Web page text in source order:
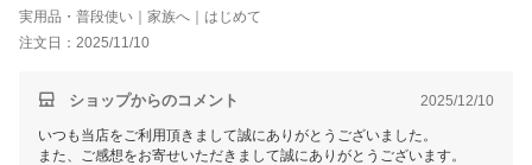
実用品・普段使い｜家族へ｜はじめて
注文日：2025/11/10
ショップからのコメント 2025/12/10
いつも当店をご利用頂きまして誠にありがとうございました。
また、ご感想をお寄せいただきまして誠にありがとうございます。